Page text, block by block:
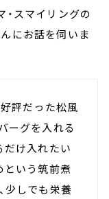
・スマイリングの
にお話を伺いま
評だった松風
ーグを入れる
だけ入れたい
という筑前煮
少しでも栄養